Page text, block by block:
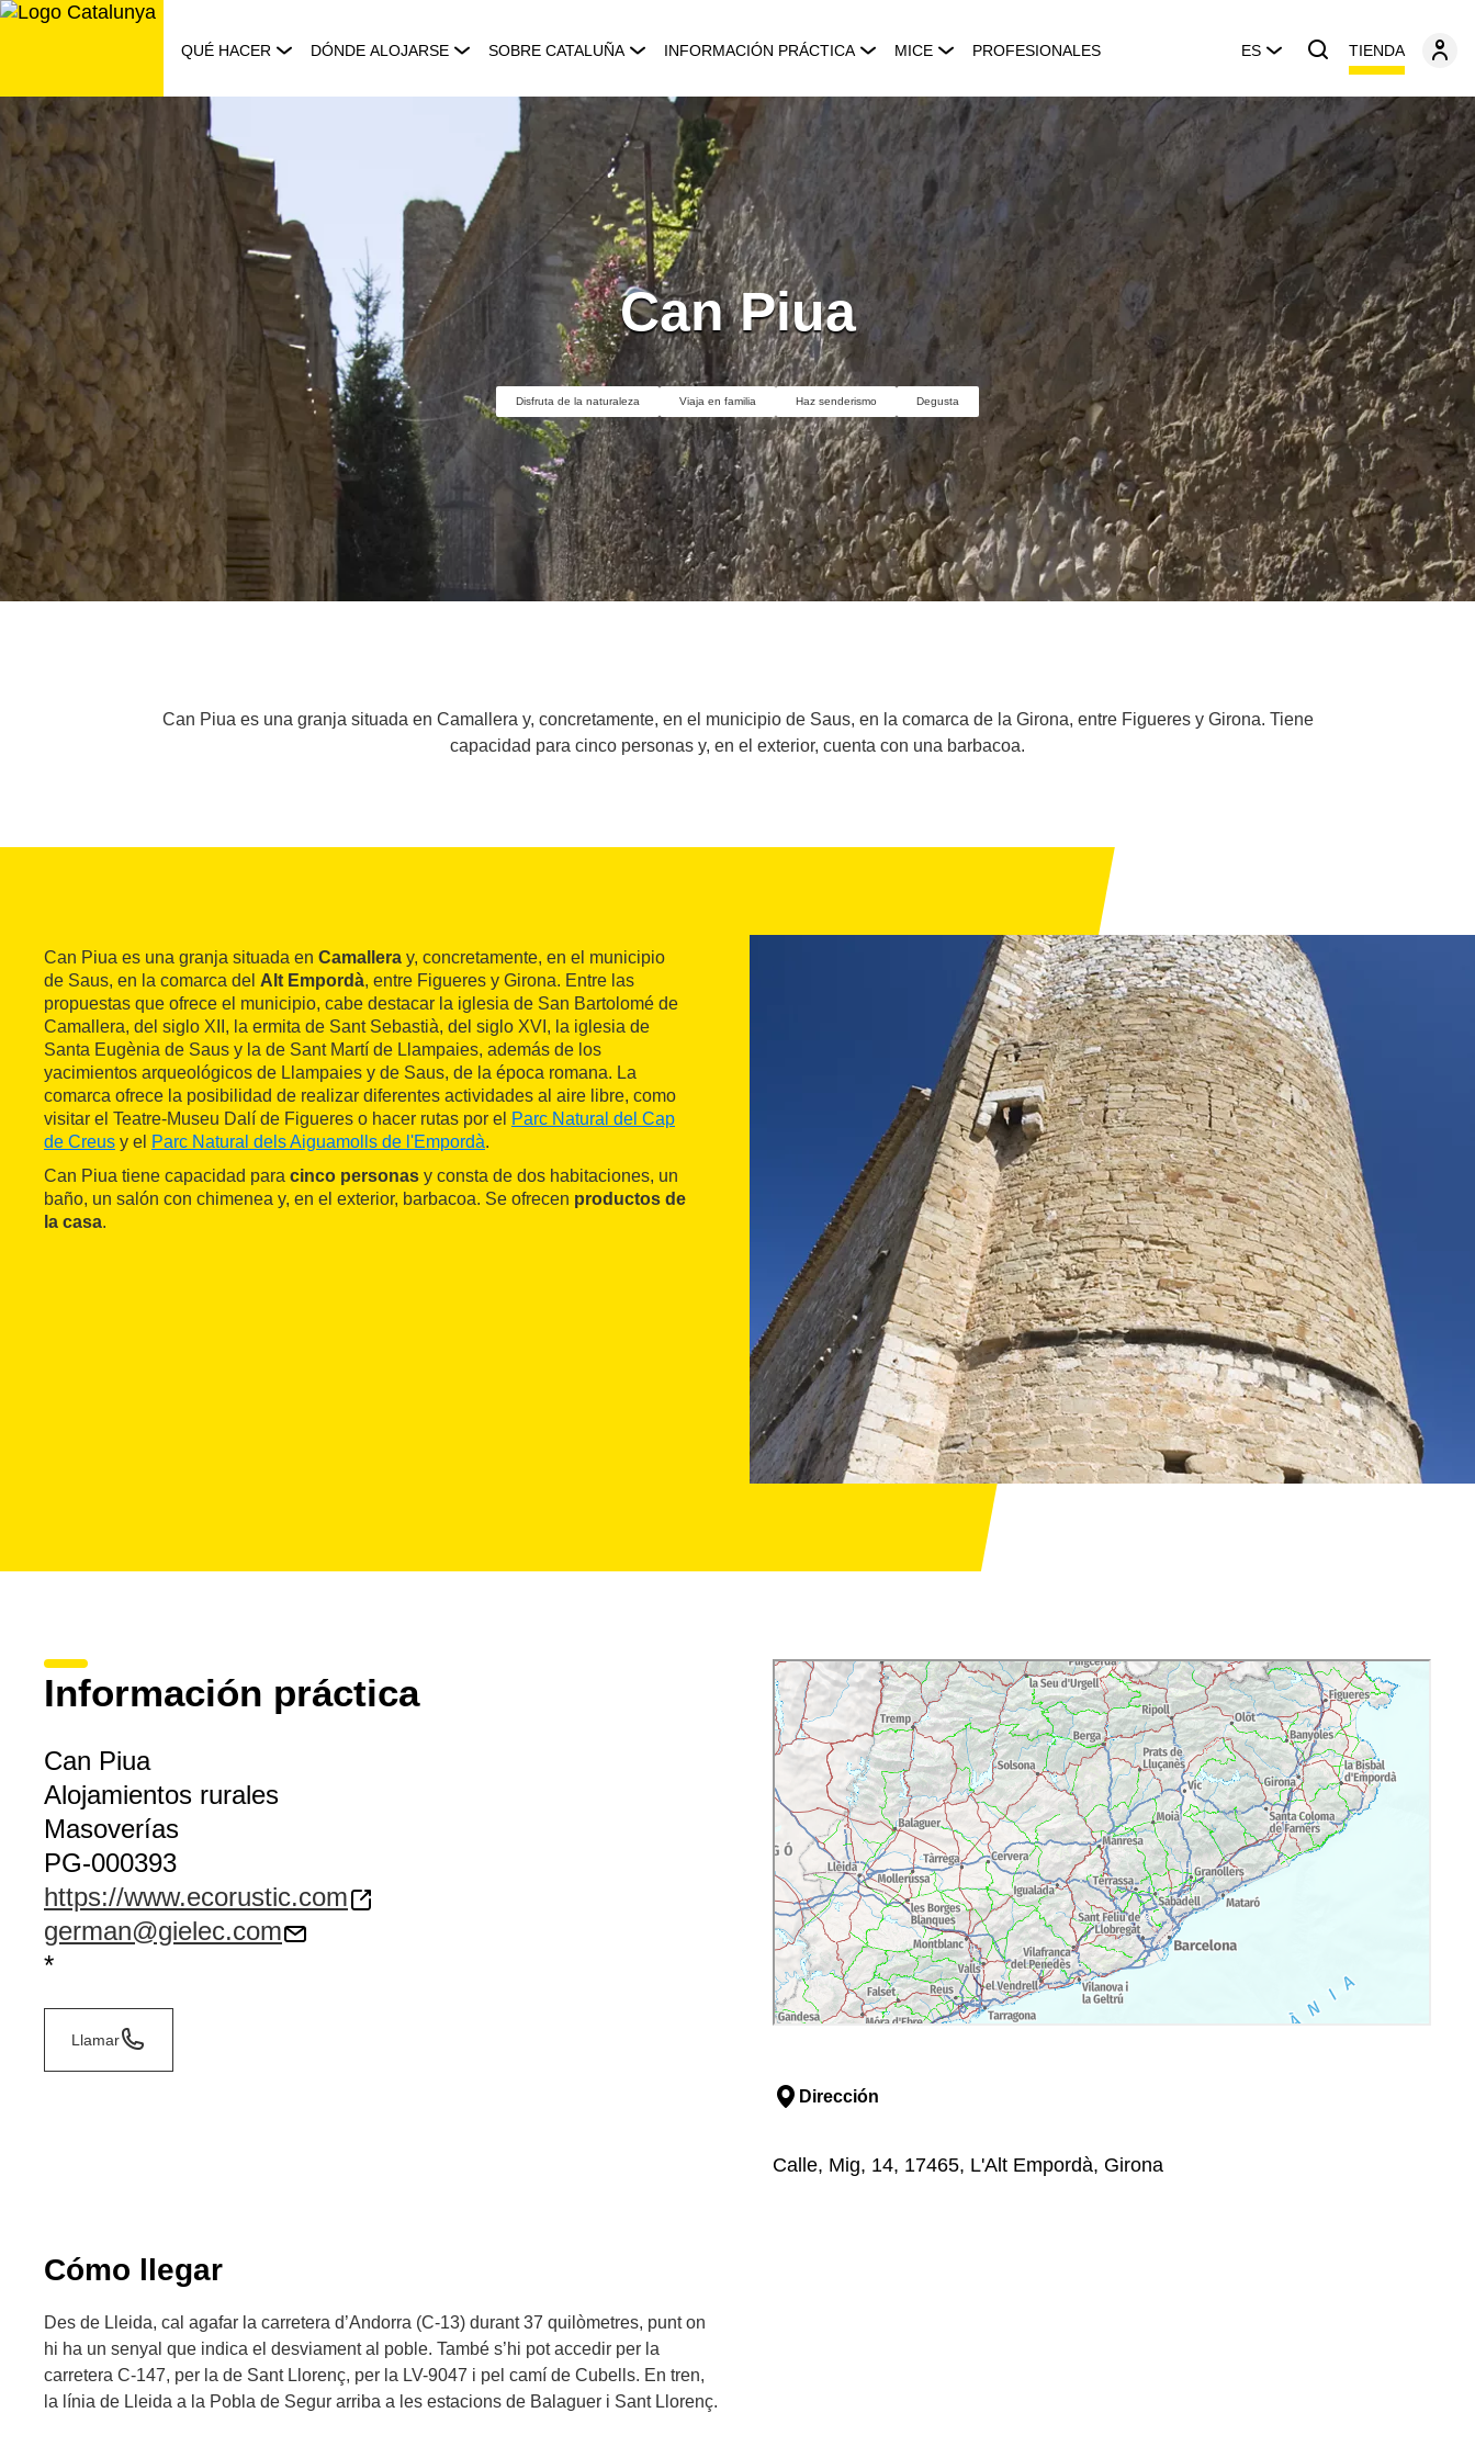
Saltar
QUÉ HACER DÓNDE ALOJARSE SOBRE CATALUÑA INFORMACIÓN PRÁCTICA MICE PROFESIONALES ES TIENDA
Can Piua
Disfruta de la naturaleza Viaja en familia Haz senderismo Degusta
Can Piua es una granja situada en Camallera y, concretamente, en el municipio de Saus, en la comarca de la Girona, entre Figueres y Girona. Tiene
capacidad para cinco personas y, en el exterior, cuenta con una barbacoa.
Can Piua es una granja situada en Camallera y, concretamente, en el municipio
de Saus, en la comarca del Alt Empordà, entre Figueres y Girona. Entre las
propuestas que ofrece el municipio, cabe destacar la iglesia de San Bartolomé de
Camallera, del siglo XII, la ermita de Sant Sebastià, del siglo XVI, la iglesia de
Santa Eugènia de Saus y la de Sant Martí de Llampaies, además de los
yacimientos arqueológicos de Llampaies y de Saus, de la época romana. La
comarca ofrece la posibilidad de realizar diferentes actividades al aire libre, como
visitar el Teatre-Museu Dalí de Figueres o hacer rutas por el Parc Natural del Cap
de Creus y el Parc Natural dels Aiguamolls de l'Empordà.
Can Piua tiene capacidad para cinco personas y consta de dos habitaciones, un
baño, un salón con chimenea y, en el exterior, barbacoa. Se ofrecen productos de
la casa.
Información práctica
Can Piua
Alojamientos rurales
Masoverías
PG-000393
https://www.ecorustic.com
german@gielec.com
*
Llamar
Dirección
Calle, Mig, 14, 17465, L'Alt Empordà, Girona
Cómo llegar
Des de Lleida, cal agafar la carretera d’Andorra (C-13) durant 37 quilòmetres, punt on
hi ha un senyal que indica el desviament al poble. També s’hi pot accedir per la
carretera C-147, per la de Sant Llorenç, per la LV-9047 i pel camí de Cubells. En tren,
la línia de Lleida a la Pobla de Segur arriba a les estacions de Balaguer i Sant Llorenç.